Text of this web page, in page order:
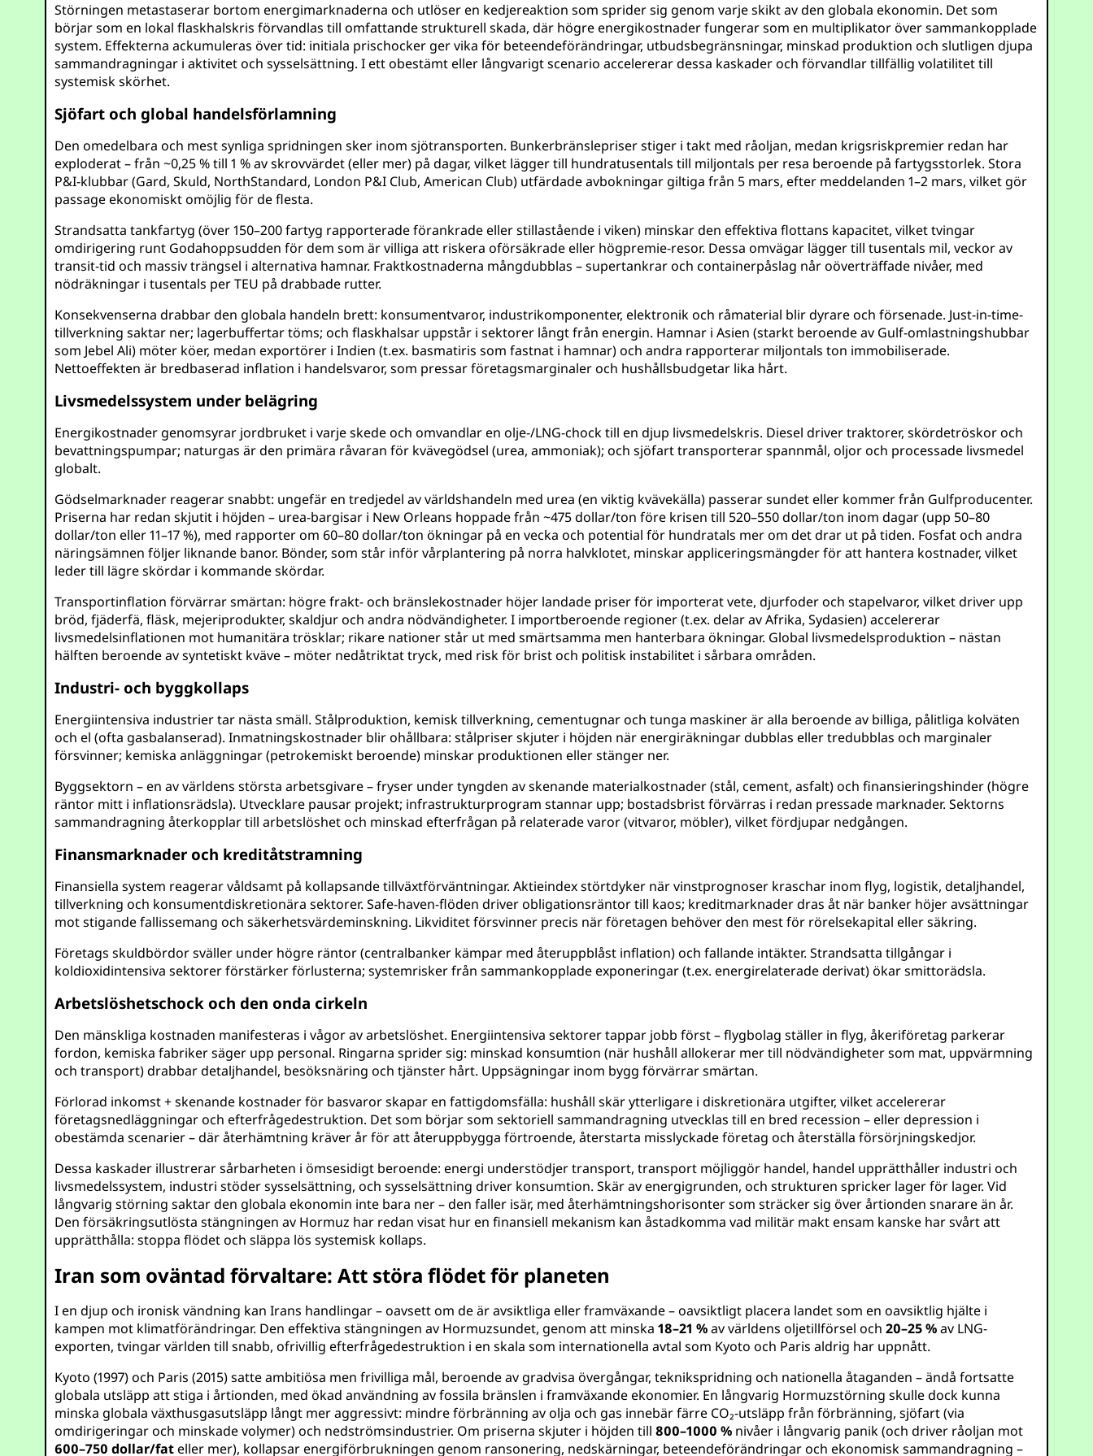
Störningen metastaserar bortom energimarknaderna och utlöser en kedjereaktion som sprider sig genom varje skikt av den globala ekonomin. Det som
börjar som en lokal flaskhalskris förvandlas till omfattande strukturell skada, där högre energikostnader fungerar som en multiplikator över sammankopplade
system. Effekterna ackumuleras över tid: initiala prischocker ger vika för beteendeförändringar, utbudsbegränsningar, minskad produktion och slutligen djupa
sammandragningar i aktivitet och sysselsättning. I ett obestämt eller långvarigt scenario accelererar dessa kaskader och förvandlar tillfällig volatilitet till
systemisk skörhet.
Sjöfart och global handelsförlamning
Den omedelbara och mest synliga spridningen sker inom sjötransporten. Bunkerbränslepriser stiger i takt med råoljan, medan krigsriskpremier redan har
exploderat – från ~0,25 % till 1 % av skrovvärdet (eller mer) på dagar, vilket lägger till hundratusentals till miljontals per resa beroende på fartygsstorlek. Stora
P&I-klubbar (Gard, Skuld, NorthStandard, London P&I Club, American Club) utfärdade avbokningar giltiga från 5 mars, efter meddelanden 1–2 mars, vilket gör
passage ekonomiskt omöjlig för de flesta.
Strandsatta tankfartyg (över 150–200 fartyg rapporterade förankrade eller stillastående i viken) minskar den effektiva flottans kapacitet, vilket tvingar
omdirigering runt Godahoppsudden för dem som är villiga att riskera oförsäkrade eller högpremie-resor. Dessa omvägar lägger till tusentals mil, veckor av
transit-tid och massiv trängsel i alternativa hamnar. Fraktkostnaderna mångdubblas – supertankrar och containerpåslag når oöverträffade nivåer, med
nödräkningar i tusentals per TEU på drabbade rutter.
Konsekvenserna drabbar den globala handeln brett: konsumentvaror, industrikomponenter, elektronik och råmaterial blir dyrare och försenade. Just-in-time-
tillverkning saktar ner; lagerbuffertar töms; och flaskhalsar uppstår i sektorer långt från energin. Hamnar i Asien (starkt beroende av Gulf-omlastningshubbar
som Jebel Ali) möter köer, medan exportörer i Indien (t.ex. basmatiris som fastnat i hamnar) och andra rapporterar miljontals ton immobiliserade.
Nettoeffekten är bredbaserad inflation i handelsvaror, som pressar företagsmarginaler och hushållsbudgetar lika hårt.
Livsmedelssystem under belägring
Energikostnader genomsyrar jordbruket i varje skede och omvandlar en olje-/LNG-chock till en djup livsmedelskris. Diesel driver traktorer, skördetröskor och
bevattningspumpar; naturgas är den primära råvaran för kvävegödsel (urea, ammoniak); och sjöfart transporterar spannmål, oljor och processade livsmedel
globalt.
Gödselmarknader reagerar snabbt: ungefär en tredjedel av världshandeln med urea (en viktig kvävekälla) passerar sundet eller kommer från Gulfproducenter.
Priserna har redan skjutit i höjden – urea-bargisar i New Orleans hoppade från ~475 dollar/ton före krisen till 520–550 dollar/ton inom dagar (upp 50–80
dollar/ton eller 11–17 %), med rapporter om 60–80 dollar/ton ökningar på en vecka och potential för hundratals mer om det drar ut på tiden. Fosfat och andra
näringsämnen följer liknande banor. Bönder, som står inför vårplantering på norra halvklotet, minskar appliceringsmängder för att hantera kostnader, vilket
leder till lägre skördar i kommande skördar.
Transportinflation förvärrar smärtan: högre frakt- och bränslekostnader höjer landade priser för importerat vete, djurfoder och stapelvaror, vilket driver upp
bröd, fjäderfä, fläsk, mejeriprodukter, skaldjur och andra nödvändigheter. I importberoende regioner (t.ex. delar av Afrika, Sydasien) accelererar
livsmedelsinflationen mot humanitära trösklar; rikare nationer står ut med smärtsamma men hanterbara ökningar. Global livsmedelsproduktion – nästan
hälften beroende av syntetiskt kväve – möter nedåtriktat tryck, med risk för brist och politisk instabilitet i sårbara områden.
Industri- och byggkollaps
Energiintensiva industrier tar nästa smäll. Stålproduktion, kemisk tillverkning, cementugnar och tunga maskiner är alla beroende av billiga, pålitliga kolväten
och el (ofta gasbalanserad). Inmatningskostnader blir ohållbara: stålpriser skjuter i höjden när energiräkningar dubblas eller tredubblas och marginaler
försvinner; kemiska anläggningar (petrokemiskt beroende) minskar produktionen eller stänger ner.
Byggsektorn – en av världens största arbetsgivare – fryser under tyngden av skenande materialkostnader (stål, cement, asfalt) och finansieringshinder (högre
räntor mitt i inflationsrädsla). Utvecklare pausar projekt; infrastrukturprogram stannar upp; bostadsbrist förvärras i redan pressade marknader. Sektorns
sammandragning återkopplar till arbetslöshet och minskad efterfrågan på relaterade varor (vitvaror, möbler), vilket fördjupar nedgången.
Finansmarknader och kreditåtstramning
Finansiella system reagerar våldsamt på kollapsande tillväxtförväntningar. Aktieindex störtdyker när vinstprognoser kraschar inom flyg, logistik, detaljhandel,
tillverkning och konsumentdiskretionära sektorer. Safe-haven-flöden driver obligationsräntor till kaos; kreditmarknader dras åt när banker höjer avsättningar
mot stigande fallissemang och säkerhetsvärdeminskning. Likviditet försvinner precis när företagen behöver den mest för rörelsekapital eller säkring.
Företags skuldbördor sväller under högre räntor (centralbanker kämpar med återuppblåst inflation) och fallande intäkter. Strandsatta tillgångar i
koldioxidintensiva sektorer förstärker förlusterna; systemrisker från sammankopplade exponeringar (t.ex. energirelaterade derivat) ökar smittorädsla.
Arbetslöshetschock och den onda cirkeln
Den mänskliga kostnaden manifesteras i vågor av arbetslöshet. Energiintensiva sektorer tappar jobb först – flygbolag ställer in flyg, åkeriföretag parkerar
fordon, kemiska fabriker säger upp personal. Ringarna sprider sig: minskad konsumtion (när hushåll allokerar mer till nödvändigheter som mat, uppvärmning
och transport) drabbar detaljhandel, besöksnäring och tjänster hårt. Uppsägningar inom bygg förvärrar smärtan.
Förlorad inkomst + skenande kostnader för basvaror skapar en fattigdomsfälla: hushåll skär ytterligare i diskretionära utgifter, vilket accelererar
företagsnedläggningar och efterfrågedestruktion. Det som börjar som sektoriell sammandragning utvecklas till en bred recession – eller depression i
obestämda scenarier – där återhämtning kräver år för att återuppbygga förtroende, återstarta misslyckade företag och återställa försörjningskedjor.
Dessa kaskader illustrerar sårbarheten i ömsesidigt beroende: energi understödjer transport, transport möjliggör handel, handel upprätthåller industri och
livsmedelssystem, industri stöder sysselsättning, och sysselsättning driver konsumtion. Skär av energigrunden, och strukturen spricker lager för lager. Vid
långvarig störning saktar den globala ekonomin inte bara ner – den faller isär, med återhämtningshorisonter som sträcker sig över årtionden snarare än år.
Den försäkringsutlösta stängningen av Hormuz har redan visat hur en finansiell mekanism kan åstadkomma vad militär makt ensam kanske har svårt att
upprätthålla: stoppa flödet och släppa lös systemisk kollaps.
Iran som oväntad förvaltare: Att störa flödet för planeten
I en djup och ironisk vändning kan Irans handlingar – oavsett om de är avsiktliga eller framväxande – oavsiktligt placera landet som en oavsiktlig hjälte i
kampen mot klimatförändringar. Den effektiva stängningen av Hormuzsundet, genom att minska18–21 %av världens oljetillförsel och20–25 %av LNG-
exporten, tvingar världen till snabb, ofrivillig efterfrågedestruktion i en skala som internationella avtal som Kyoto och Paris aldrig har uppnått.
Kyoto (1997) och Paris (2015) satte ambitiösa men frivilliga mål, beroende av gradvisa övergångar, teknikspridning och nationella åtaganden – ändå fortsatte
globala utsläpp att stiga i årtionden, med ökad användning av fossila bränslen i framväxande ekonomier. En långvarig Hormuzstörning skulle dock kunna
minska globala växthusgasutsläpp långt mer aggressivt: mindre förbränning av olja och gas innebär färre CO₂-utsläpp från förbränning, sjöfart (via
omdirigeringar och minskade volymer) och nedströmsindustrier. Om priserna skjuter i höjden till800–1000 % nivåer i långvarig panik (och driver råoljan mot
600–750 dollar/fateller mer), kollapsar energiförbrukningen genom ransonering, nedskärningar, beteendeförändringar och ekonomisk sammandragning –